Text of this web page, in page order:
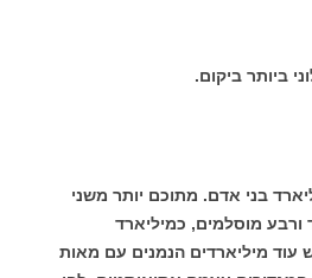
ביותר ביקום.
בני אדם. מתוכם יותר משני
ורבע מוסלמים, כמיליארד
עוד מיליארדים הנמנים עם מאות